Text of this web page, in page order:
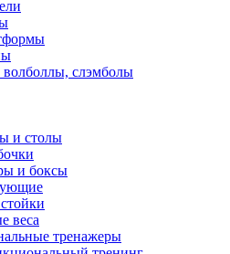
слэмболы
и столы
и боксы
веса
тренажеры